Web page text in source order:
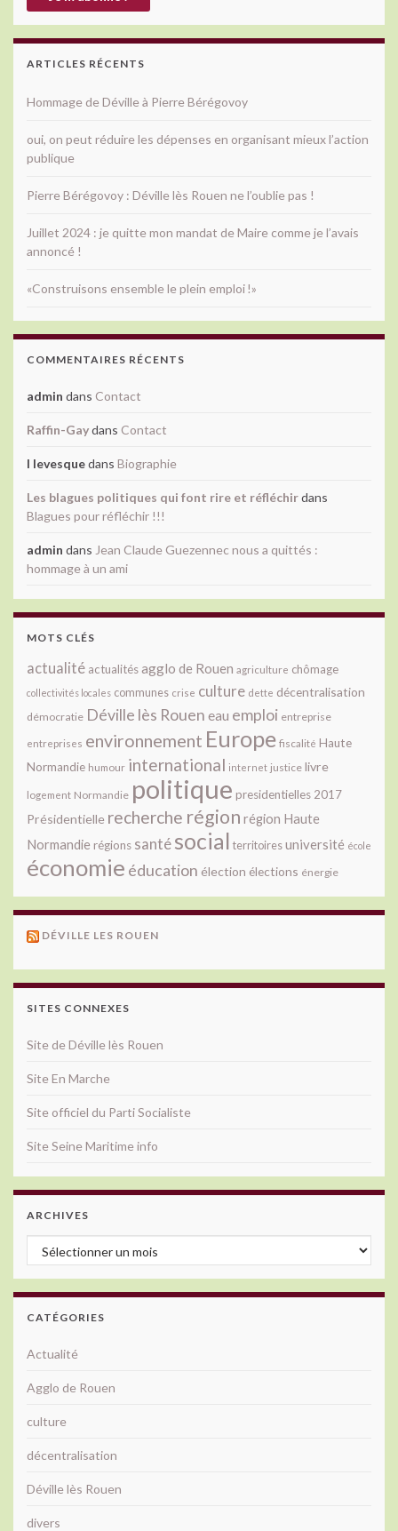
ARTICLES RÉCENTS
Hommage de Déville à Pierre Bérégovoy
oui, on peut réduire les dépenses en organisant mieux l’action
publique
Pierre Bérégovoy : Déville lès Rouen ne l’oublie pas !
Juillet 2024 : je quitte mon mandat de Maire comme je l’avais
annoncé !
«Construisons ensemble le plein emploi !»
COMMENTAIRES RÉCENTS
admin dans Contact
Raffin-Gaydans Contact
l levesquedans Biographie
Les blagues politiques qui font rire et réfléchirdans
Blagues pour réfléchir !!!
admin dans Jean Claude Guezennec nous a quittés :
hommage à un ami
MOTS CLÉS
actualité actualitésagglo de Rouen agriculture chômage
collectivités locales communes crise culture dette décentralisation
démocratie Déville lès Rouen eau emploi entreprise
entreprises environnement Europe fiscalité Haute
Normandie humour international internet justice livre
logement Normandie politique presidentielles 2017
Présidentielle recherche région région Haute
Normandie régions santésocial territoiresuniversité école
économie éducation élection élections énergie
DÉVILLE LES ROUEN
SITES CONNEXES
Site de Déville lès Rouen
Site En Marche
Site officiel du Parti Socialiste
Site Seine Maritime info
ARCHIVES
Archives
CATÉGORIES
Actualité
Agglo de Rouen
culture
décentralisation
Déville lès Rouen
divers